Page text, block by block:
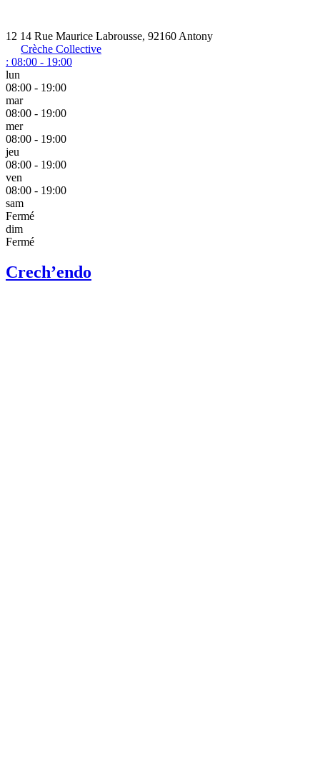
12 14 Rue Maurice Labrousse, 92160 Antony
Crèche Collective
: 08:00 - 19:00
lun
08:00 - 19:00
mar
08:00 - 19:00
mer
08:00 - 19:00
jeu
08:00 - 19:00
ven
08:00 - 19:00
sam
Fermé
dim
Fermé
Crech’endo